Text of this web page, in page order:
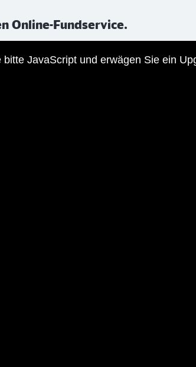
Online-Fundservice.
JavaScript und erwägen Sie ein